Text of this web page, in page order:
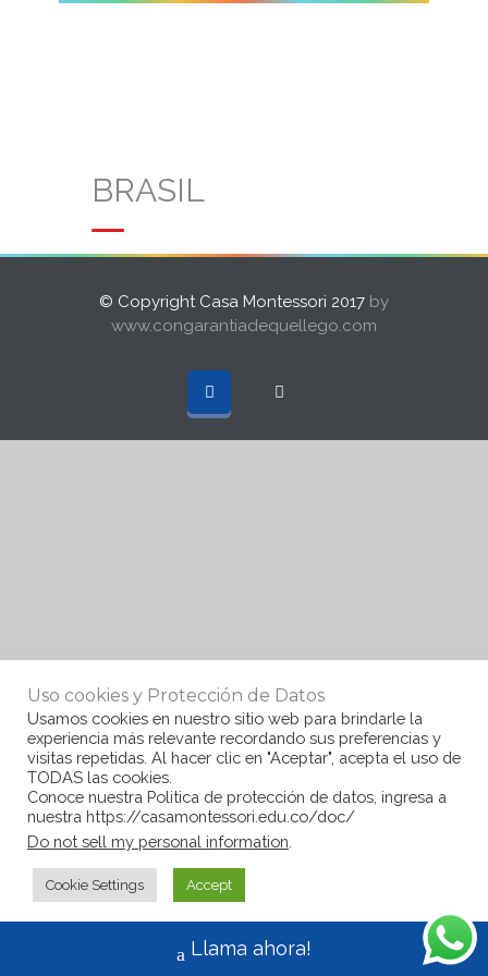
BRASIL
© Copyright Casa Montessori 2017 by
www.congarantiadequellego.com
Uso cookies y Protección de Datos
Usamos cookies en nuestro sitio web para brindarle la
experiencia más relevante recordando sus preferencias y
visitas repetidas. Al hacer clic en "Aceptar", acepta el uso de
TODAS las cookies.
Conoce nuestra Politica de protección de datos, ingresa a
nuestra https://casamontessori.edu.co/doc/
Do not sell my personal information
Cookie Settings Accept
Llama ahora!